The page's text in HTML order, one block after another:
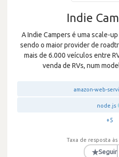
Indie
A Indie Campers é uma scale-
sendo o maior provider de
mais de 6.000 veículos entre
venda de RVs, num
amazon-web-
node.js
+5
Taxa de resposta
★Seguir